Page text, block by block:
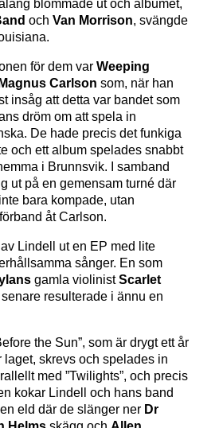
blommade ut och albumet,
ochVan Morrison, svängde
för dem varWeeping
Magnus Carlson som, när han
insåg att detta var bandet som
dröm om att spela in
De hade precis det funkiga
och ett album spelades snabbt
i Brunnsvik. I samband
ut på en gemensam turné där
bara kompade, utan
åt Carlson.
Lindell ut en EP med lite
sånger. En som
gamla violinistScarlet
resulterade i ännu en
the Sun”, som är drygt ett år
laget, skrevs och spelades in
med ”Twilights”, och precis
kokar Lindell och hans band
eld där de slänger ner Dr